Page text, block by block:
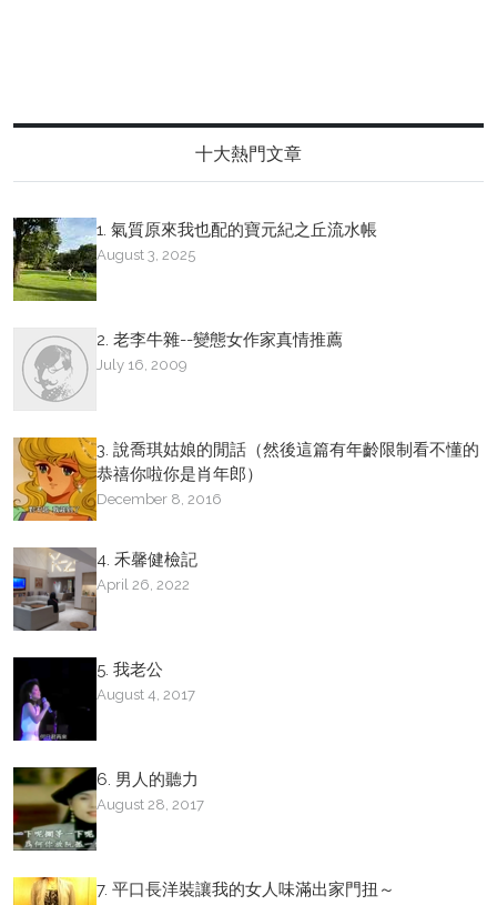
十大熱門文章
1. 氣質原來我也配的寶元紀之丘流水帳
August 3, 2025
2. 老李牛雜--變態女作家真情推薦
July 16, 2009
3. 說喬琪姑娘的閒話（然後這篇有年齡限制看不懂的
恭禧你啦你是肖年郎）
December 8, 2016
4. 禾馨健檢記
April 26, 2022
5. 我老公
August 4, 2017
6. 男人的聽力
August 28, 2017
7. 平口長洋裝讓我的女人味滿出家門扭～